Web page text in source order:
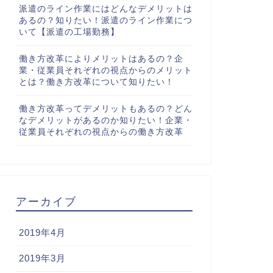
派遣のライン作業にはどんなデメリットは
あるの？知りたい！派遣のライン作業につ
いて【派遣の工場勤務】
働き方改革によりメリットはあるの？企
業・従業員それぞれの視点からのメリット
とは？働き方改革について知りたい！
働き方改革ってデメリットもあるの？どん
なデメリットがあるのか知りたい！企業・
従業員それぞれの視点からの働き方改革
アーカイブ
2019年4月
2019年3月